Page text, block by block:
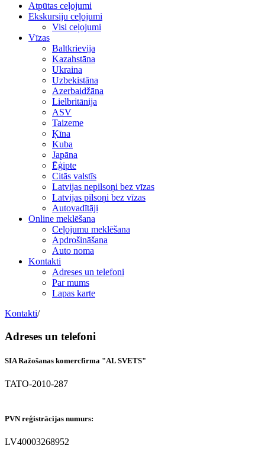
Atpūtas ceļojumi
Ekskursiju ceļojumi
Visi ceļojumi
Vīzas
Baltkrievija
Kazahstāna
Ukraina
Uzbekistāna
Azerbaidžāna
Lielbritānija
ASV
Taizeme
Ķīna
Kuba
Japāna
Ēģipte
Citās valstīs
Latvijas nepilsoņi bez vīzas
Latvijas pilsoņi bez vīzas
Autovadītāji
Online meklēšana
Ceļojumu meklēšana
Apdrošināšana
Auto noma
Kontakti
Adreses un telefoni
Par mums
Lapas karte
Kontakti/
Adreses un telefoni
SIA Ražošanas komercfirma "AL SVETS"
TATO-2010-287
PVN reģistrācijas numurs:
LV40003268952